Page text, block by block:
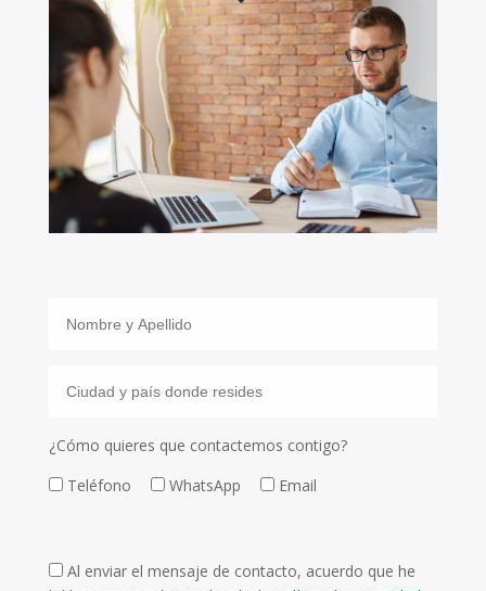
¿Cómo quieres que contactemos contigo?
Teléfono
WhatsApp Email
Al enviar el mensaje de contacto, acuerdo que he